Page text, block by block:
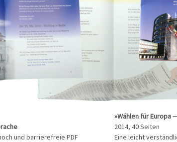
und barrierefreie PDF
»Wählen für Europa
2014, 40 Seiten
Eine leicht